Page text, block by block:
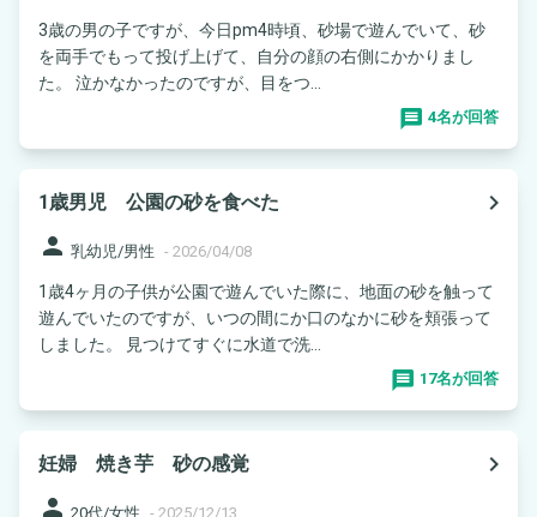
3歳の男の子ですが、今日pm4時頃、砂場で遊んでいて、砂
を両手でもって投げ上げて、自分の顔の右側にかかりまし
た。 泣かなかったのですが、目をつ...
4名が回答
1歳男児 公園の砂を食べた
navigate_next
person 乳幼児/男性 - 2026/04/08
1歳4ヶ月の子供が公園で遊んでいた際に、地面の砂を触って
遊んでいたのですが、いつの間にか口のなかに砂を頬張って
しました。 見つけてすぐに水道で洗...
17名が回答
妊婦 焼き芋 砂の感覚
navigate_next
person 20代/女性 - 2025/12/13